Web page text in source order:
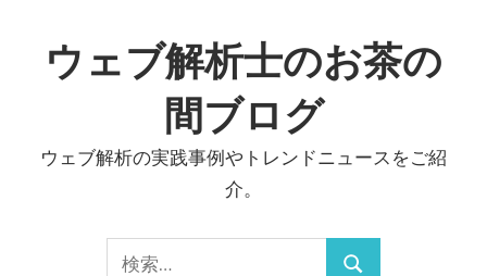
ン
へ
ウェブ解析士のお茶の
間ブログ
ウェブ解析の実践事例やトレンドニュースをご紹
介。